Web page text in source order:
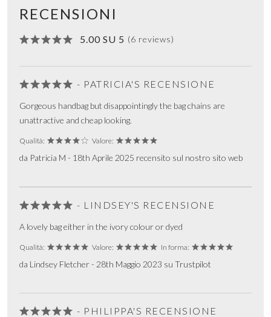
RECENSIONI
5.00 SU 5 (6 reviews)
- PATRICIA'S RECENSIONE
Gorgeous handbag but disappointingly the bag chains are
unattractive and cheap looking.
Qualità: Valore:
da Patricia M - 18th Aprile 2025 recensito sul nostro sito web
- LINDSEY'S RECENSIONE
A lovely bag either in the ivory colour or dyed
Qualità: Valore: In forma:
da Lindsey Fletcher - 28th Maggio 2023 su Trustpilot
- PHILIPPA'S RECENSIONE